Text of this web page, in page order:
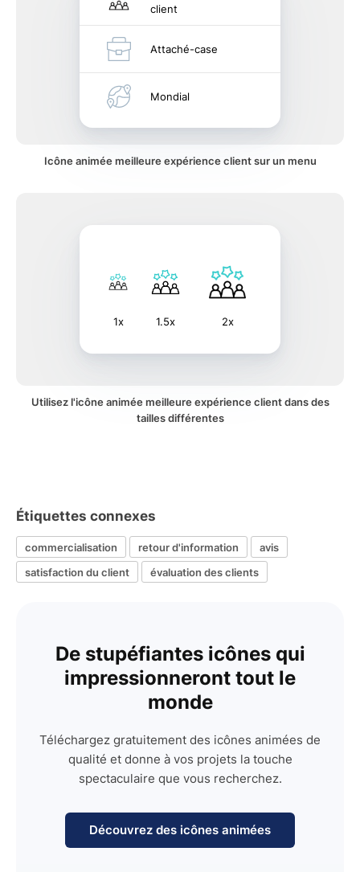
client
Attaché-case
Mondial
Icône animée meilleure expérience client sur un menu
1x 1.5x 2x
Utilisez l'icône animée meilleure expérience client dans des
tailles différentes
Étiquettes connexes
commercialisation retour d'information
avis
satisfaction du client
évaluation des clients
De stupéfiantes icônes qui
impressionneront tout le
monde
Téléchargez gratuitement des icônes animées de
qualité et donne à vos projets la touche
spectaculaire que vous recherchez.
Découvrez des icônes animées